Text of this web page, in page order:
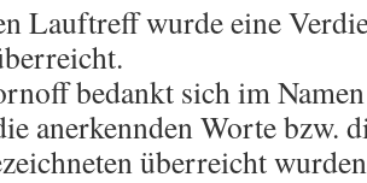
Lauftreff wurde eine
bedankt sich im
anerkennden Worte bzw.
überreicht